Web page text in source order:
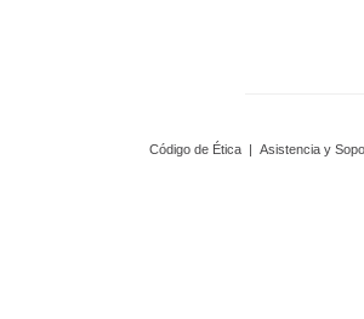
Código de Ética | Asistencia y